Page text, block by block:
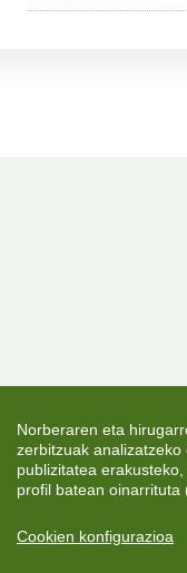
Norberaren eta
zerbitzuak
publizitatea
profil batean oinarrituta
Cookien konfigurazioa